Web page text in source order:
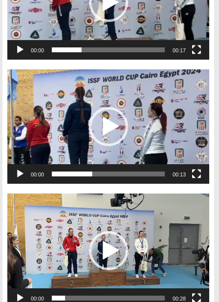
00:00 00:17
Видеоплеер
00:00 00:13
Видеоплеер
00:00 00:28